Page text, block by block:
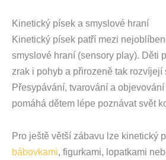
Kinetický písek a smyslové hraní
Kinetický písek patří mezi
smyslové hraní (sensory play). Děti
zrak i pohyb a přirozeně tak rozvíjejí
Přesypávání, tvarování a
pomáhá dětem lépe poznávat svět
Pro ještě větší zábavu lze kinetický
bábovkami, figurkami, lopatkami